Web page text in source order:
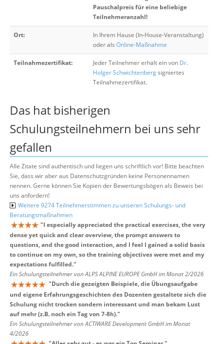
Pauschalpreis für eine beliebige
Teilnehmeranzahl!
Ort:
In Ihrem Hause (In-House-Veranstaltung)
oder als Online-Maßnahme
Teilnahmezertifikat: Jeder Teilnehmer erhält ein von Dr.
Holger Schwichtenbergsigniertes
Teilnahmezertifikat.
Das hat bisherigen
Schulungsteilnehmern bei uns sehr
gefallen
Alle Zitate sind authentisch und liegen uns schriftlich vor! Bitte beachten
Sie, dass wir aber aus Datenschutzgründen keine Personennamen
nennen. Gerne können Sie Kopien der Bewertungsbögen als Beweis bei
uns anfordern!
Weitere 9274 Teilnehmerstimmen zu unseren Schulungs- und
Beratungsmaßnahmen
"I especially appreciated the practical exercises, the very
dense yet quick and clear overview, the prompt answers to
questions, and the good interaction, and I feel I gained a solid basis
to continue on my own, so the training objectives were met and my
expectations fulfilled."
Ein Schulungsteilnehmer von ALPS ALPINE EUROPE GmbH im Monat 2/2026
"Durch die gezeigten Beispiele, die Übungsaufgabe
und eigene Erfahrungsgeschichten des Dozenten gestaltete sich die
Schulung nicht trocken sondern interessant und man bekam Lust
auf mehr (z.B. noch ein Tag von 7-8h)."
Ein Schulungsteilnehmer von ACTIWARE Development GmbH im Monat
4/2026